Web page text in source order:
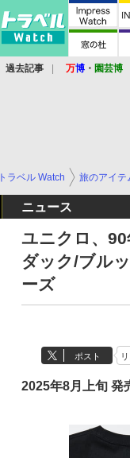
過去記事 万博 ・ 園芸博
トラベル Watch 旅のアイテ
ニュース
ユニクロ、
ダック/ブル
ーズ
ポスト
2025年8月上旬 発